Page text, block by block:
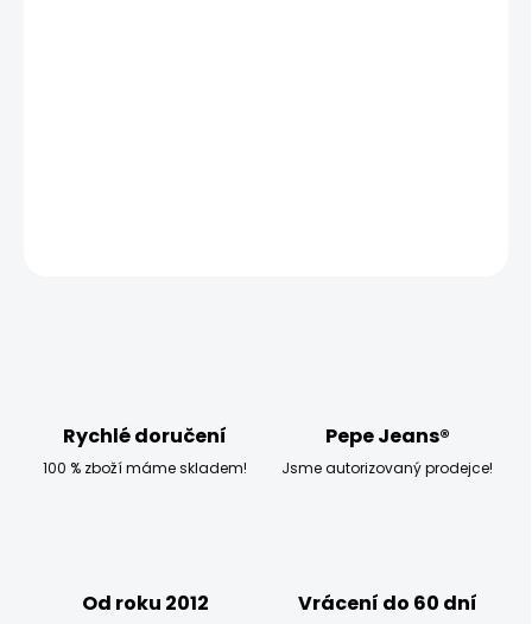
Rychlé doručení
100 % zboží máme skladem!
Pepe Jeans®
Jsme autorizovaný prodejce!
Od roku 2012 Vrácení do 60 dní